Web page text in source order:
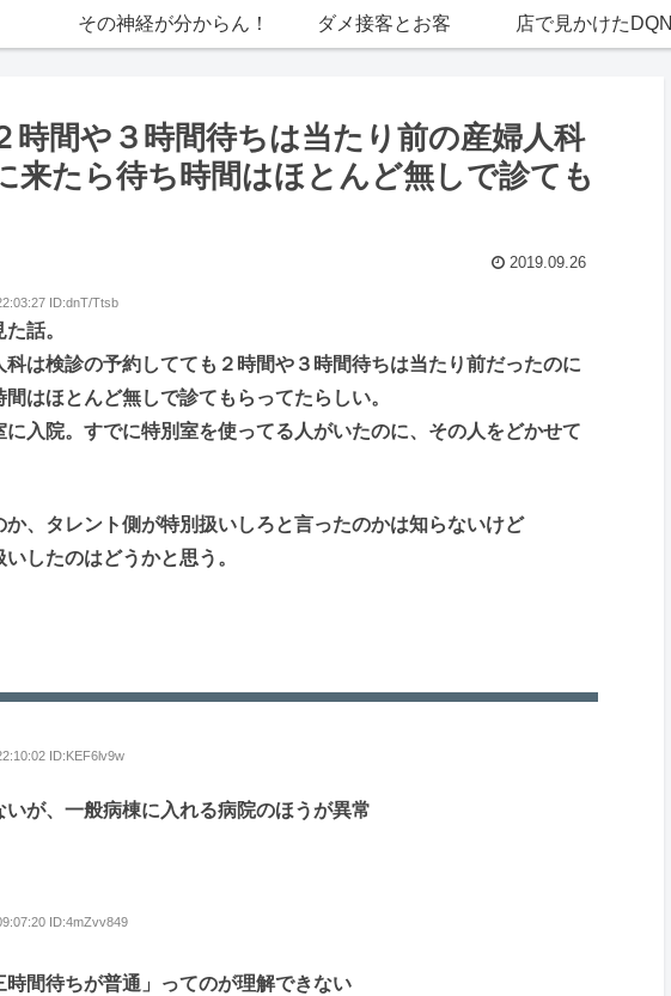
その神経が分からん！ ダメ接客とお客 店で見かけたDQN
時間や３時間待ちは当たり前の産婦人科
来たら待ち時間はほとんど無しで診ても
2019.09.26
ID:dnT/Ttsb
話。
は検診の予約してても２時間や３時間待ちは当たり前だったのに
はほとんど無しで診てもらってたらしい。
入院。すでに特別室を使ってる人がいたのに、その人をどかせて
、タレント側が特別扱いしろと言ったのかは知らないけど
したのはどうかと思う。
ID:KEF6lv9w
が、一般病棟に入れる病院のほうが異常
ID:4mZvv849
間待ちが普通」ってのが理解できない